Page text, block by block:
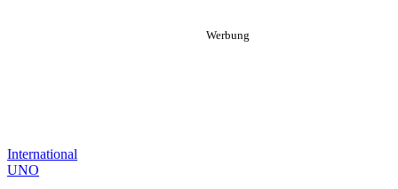
International
UNO